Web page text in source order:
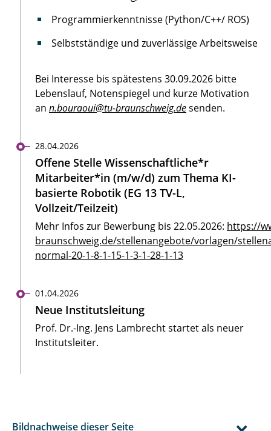
Programmierkenntnisse (Python/C++/ ROS)
Selbstständige und zuverlässige Arbeitsweise
Bei Interesse bis spätestens 30.09.2026 bitte
Lebenslauf, Notenspiegel und kurze Motivation
an n.bouraoui@tu-braunschweig.desenden.
28.04.2026
Offene Stelle Wissenschaftliche*r
Mitarbeiter*in (m/w/d) zum Thema KI-
basierte Robotik (EG 13 TV-L,
Vollzeit/Teilzeit)
Mehr Infos zur Bewerbung bis 22.05.2026: https://
braunschweig.de/stellenangebote/vorlagen/
normal-20-1-8-1-15-1-3-1-28-1-13
01.04.2026
Neue Institutsleitung
Prof. Dr.-Ing. Jens Lambrecht startet als neuer
Institutsleiter.
Bildnachweise dieser Seite